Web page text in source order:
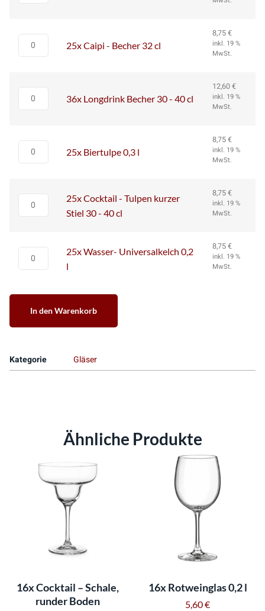
25x Caipi - Becher 32 cl
8,75€
inkl. 19 %
MwSt.
36x Longdrink Becher 30 - 40 cl
12,60€
inkl. 19 %
MwSt.
25x Biertulpe 0,3 l
8,75€
inkl. 19 %
MwSt.
25x Cocktail - Tulpen kurzer
Stiel 30 - 40 cl
8,75€
inkl. 19 %
MwSt.
25x Wasser- Universalkelch 0,2
l
8,75€
inkl. 19 %
MwSt.
In den Warenkorb
Kategorie Gläser
Ähnliche Produkte
16x Cocktail – Schale,
runder Boden
16x Rotweinglas 0,2 l
5,60€